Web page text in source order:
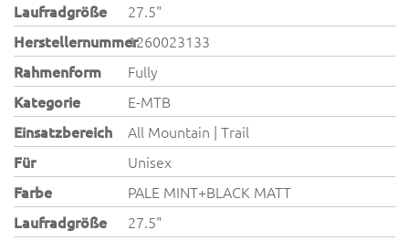
Laufradgröße
27.5"
Herstellernummer1260023133
Rahmenform
Fully
Kategorie
E-MTB
Einsatzbereich
All Mountain | Trail
Für
Unisex
Farbe
PALE MINT+BLACK MATT
Laufradgröße
27.5"